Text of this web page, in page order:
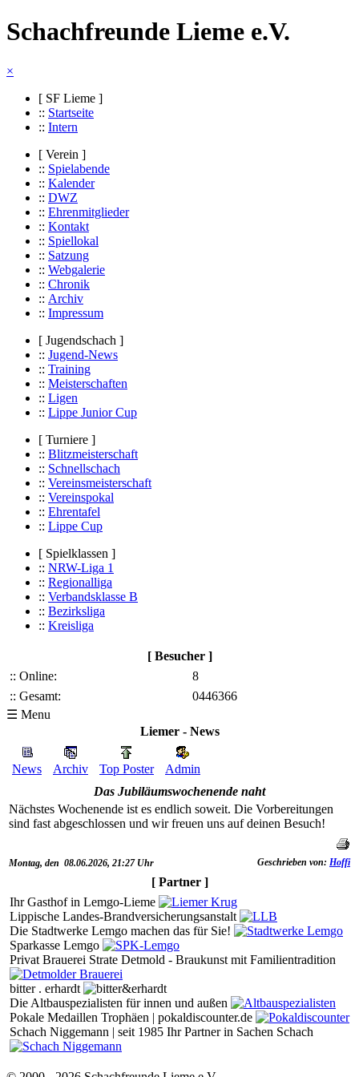
Schachfreunde Lieme e.V.
×
[ SF Lieme ]
:: Startseite
:: Intern
[ Verein ]
:: Spielabende
:: Kalender
:: DWZ
:: Ehrenmitglieder
:: Kontakt
:: Spiellokal
:: Satzung
:: Webgalerie
:: Chronik
:: Archiv
:: Impressum
[ Jugendschach ]
:: Jugend-News
:: Training
:: Meisterschaften
:: Ligen
:: Lippe Junior Cup
[ Turniere ]
:: Blitzmeisterschaft
:: Schnellschach
:: Vereinsmeisterschaft
:: Vereinspokal
:: Ehrentafel
:: Lippe Cup
[ Spielklassen ]
:: NRW-Liga 1
:: Regionalliga
:: Verbandsklasse B
:: Bezirksliga
:: Kreisliga
[ Besucher ]
:: Online:
8
:: Gesamt:
0446366
☰ Menu
Liemer - News
News Archiv Top Poster
Admin
Das Jubiläumswochenende naht
Nächstes Wochenende ist es endlich soweit. Die Vorbereitungen
sind fast abgeschlossen und wir freuen uns auf deinen Besuch!
Montag, den 08.06.2026, 21:27 Uhr Geschrieben von: Hoffi
[ Partner ]
Ihr Gasthof in Lemgo-Lieme
Lippische Landes-Brandversicherungsanstalt
Die Stadtwerke Lemgo machen das für Sie!
Sparkasse Lemgo
Privat Brauerei Strate Detmold - Braukunst mit Familientradition
bitter . erhardt
Die Altbauspezialisten für innen und außen
Pokale Medaillen Trophäen | pokaldiscounter.de
Schach Niggemann | seit 1985 Ihr Partner in Sachen Schach